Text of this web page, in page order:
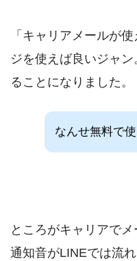
「キャリアメールが
ジを使えば良いジャ
ることになりました。
なんせ無料で
ところがキャリアで
通知音がLINEでは流